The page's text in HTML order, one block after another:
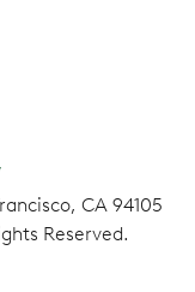
CA 94105
Reserved.